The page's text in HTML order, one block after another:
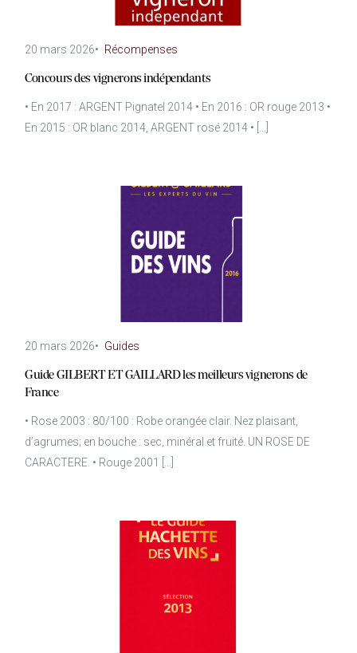
20 mars 2026• Récompenses
Concours des vignerons indépendants
• En 2017 : ARGENT Pignatel 2014 • En 2016 : OR rouge 2013 •
En 2015 : OR blanc 2014, ARGENT rosé 2014 • […]
20 mars 2026• Guides
Guide GILBERT ET GAILLARD les meilleurs vignerons de
France
• Rose 2003 : 80/100 : Robe orangée clair. Nez plaisant,
d’agrumes; en bouche : sec, minéral et fruité. UN ROSE DE
CARACTERE. • Rouge 2001 […]